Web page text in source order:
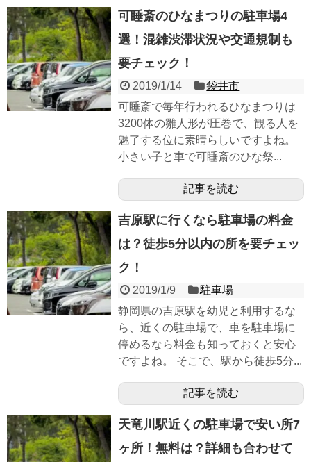
可睡斎のひなまつりの駐車場4
選！混雑渋滞状況や交通規制も
要チェック！
2019/1/14
袋井市
可睡斎で毎年行われるひなまつりは
3200体の雛人形が圧巻で、観る人を
魅了する位に素晴らしいですよね。
小さい子と車で可睡斎のひな祭...
記事を読む
吉原駅に行くなら駐車場の料金
は？徒歩5分以内の所を要チェッ
ク！
2019/1/9
駐車場
静岡県の吉原駅を幼児と利用するな
ら、近くの駐車場で、車を駐車場に
停めるなら料金も知っておくと安心
ですよね。 そこで、駅から徒歩5分...
記事を読む
天竜川駅近くの駐車場で安い所7
ヶ所！無料は？詳細も合わせて